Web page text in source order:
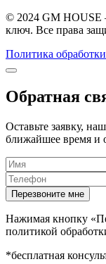
© 2024 GM HOUSE
ключ. Все права
Политика
Обратная
Оставьте заявку,
ближайшее время и
Перезвоните мне
Нажимая кнопку
политикой
*бесплатная